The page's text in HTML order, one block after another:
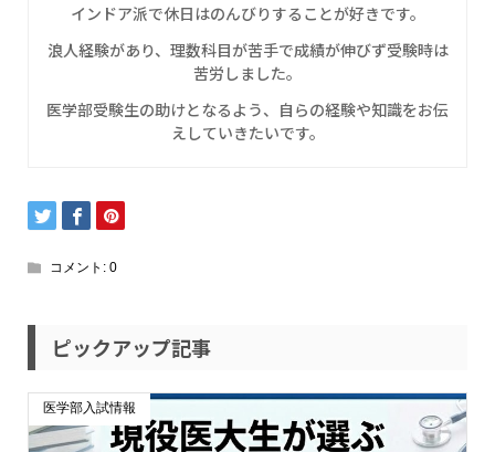
インドア派で休日はのんびりすることが好きです。
浪人経験があり、理数科目が苦手で成績が伸びず受験時は
苦労しました。
医学部受験生の助けとなるよう、自らの経験や知識をお伝
えしていきたいです。
コメント: 0
ピックアップ記事
医学部入試情報